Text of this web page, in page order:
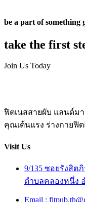
be a part of something
take the first
Join Us Today
ฟิตเนสสายผับ แลนด์ม
คุณเต้นแรง ร่างกายฟิ
Visit Us
9/135 ซอยรังสิต
ตำบลคลองหนึ่ง
Email :